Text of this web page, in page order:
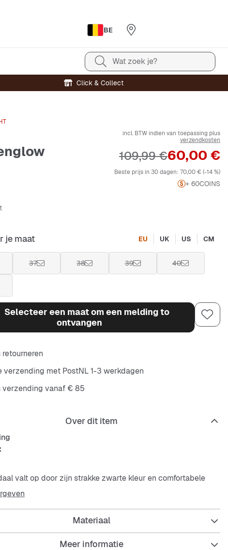
BE
Wat zoek je?
Click & Collect
incl. BTW indien van toepassing plus
verzendkosten
Prijs
60,00 €
Originele Prijs
109,99 €
Beste prijs in 30 dagen: 70,00 € (-14 %)
+ 60COINS
je maat EU UK US CM
37 38 39 40
Selecteer een maat om een melding to
ontvangen
retourneren
verzending met PostNL 1-3 werkdagen
verzending vanaf € 85
Over dit item
valt op door zijn strakke zwarte kleur en comfortabele
voor warme dagen wanneer je iets luchtigs maar toch
De verstelbare banden zorgen ervoor dat hij altijd
het zachte voetbed je voeten de hele dag ondersteunt.
Materiaal
Meer informatie